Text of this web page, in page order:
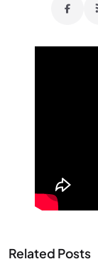
Related Posts